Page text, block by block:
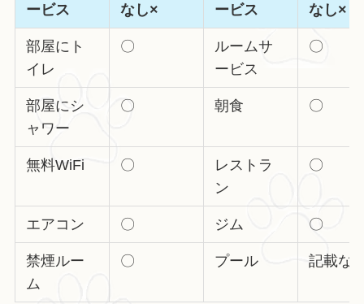
ービス
なし×
ービス
なし×
部屋にト
イレ
〇
ルームサ
ービス
〇
部屋にシ
ャワー
〇 朝食 〇
無料WiFi 〇
レストラ
ン
〇
エアコン 〇 ジム 〇
禁煙ルー
ム
〇 プール 記載な